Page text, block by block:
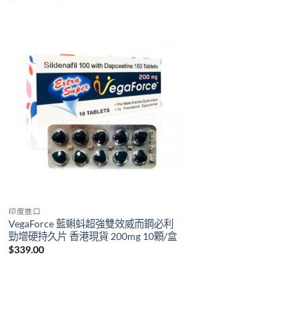
印度進口
VegaForce 藍蝌蚪超強雙效威而鋼必利
勁增硬持久片 香港現貨 200mg 10顆/盒
$339.00